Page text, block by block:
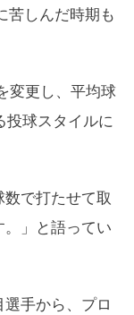
苦しんだ時期も
変更し、平均球
球スタイルに
で打たせて取
」と語ってい
手から、プロ